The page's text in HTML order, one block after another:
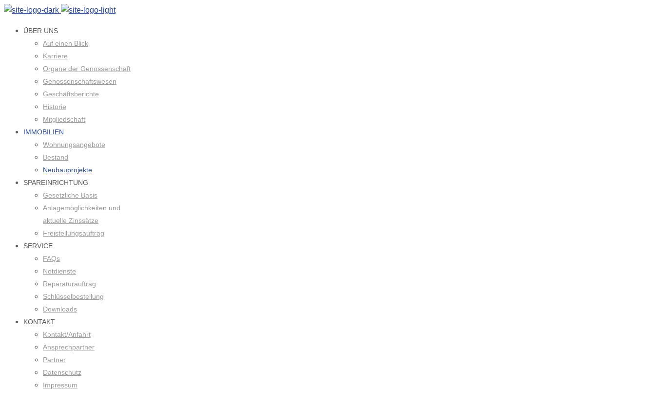
ÜBER UNS
Auf einen Blick
Karriere
Organe der Genossenschaft
Genossenschaftswesen
Geschäftsberichte
Historie
Mitgliedschaft
IMMOBILIEN
Wohnungsangebote
Bestand
Neubauprojekte
SPAREINRICHTUNG
Gesetzliche Basis
Anlagemöglichkeiten und
aktuelle Zinssätze
Freistellungsauftrag
SERVICE
FAQs
Notdienste
Reparaturauftrag
Schlüsselbestellung
Downloads
KONTAKT
Kontakt/Anfahrt
Ansprechpartner
Partner
Datenschutz
Impressum